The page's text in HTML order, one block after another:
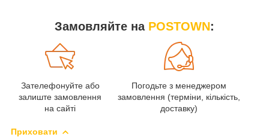
Замовляйте на POSTOWN:
Зателефонуйте або
залиште замовлення
на сайті
Погодьте з менеджером
замовлення (терміни, кількість,
доставку)
Приховати